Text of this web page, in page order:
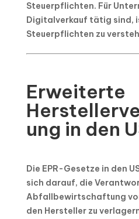
Steuerpflichten. Für
Digitalverkauf tätig sind,
Steuerpflichten zu
Erweiterte
ung in den
Die EPR-Gesetze in den
sich darauf, die
Abfallbewirtschaftung
den Hersteller zu